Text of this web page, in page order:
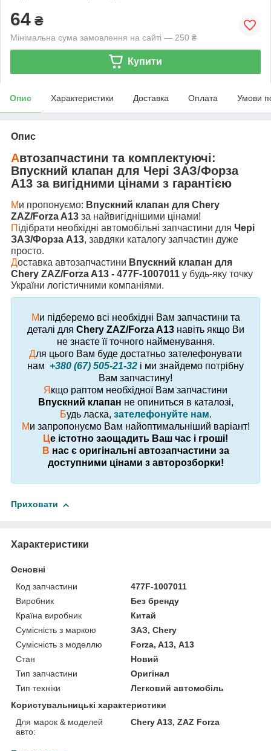
64 ₴
Мінімальна сума замовлення на сайті — 250 ₴
Купити
Опис Характеристики Доставка Оплата Умови
Опис
Автозапчастини та комплектуючі:
Впускний клапан для Чері ЗАЗ/Форза
А13 за вигідними цінами з гарантією
Ми пропонуємо: Впускний клапан для Chery
ZAZ/Forza A13 за найвигіднішими цінами!
П ідібрати необхідні автомобільні запчастини для Чері
ЗАЗ/Форза А13, завдяки каталогу запчастин дуже
просто.
Доставка автозапчастини Впускний клапан для
Chery ZAZ/Forza A13 - 477F-1007011 у будь-яку точку
України логістичними компаніями.
Ми підберемо всі необхідні Вам запчастини та
деталі для Chery ZAZ/Forza A13навіть якщо Ви
не знаєте її точного найменування.
Для цього Вам буде достатньо зателефонувати
нам +380 (67) 505-21-32 і ми знайдемо потрібну
Вам запчастину!
Я кщо раптом необхідної Вам запчастини
Впускний клапан не опиниться в каталозі,
Будь ласка, зателефонуйте нам.
Ми запропонуємо Вам найоптимальніший варіант!
Це істотно заощадить Ваш час і гроші!
В нас є оригінальні автозапчастини за
доступними цінами з авторозборки!
Приховати
Характеристики
Основні
Код запчастини
477F-1007011
Виробник
Без бренду
Країна виробник
Китай
Сумісність з маркою
ЗАЗ, Chery
Сумісність з моделлю
Forza, A13, А13
Стан
Новий
Тип запчастини
Оригінал
Тип техніки
Легковий автомобіль
Користувальницькі характеристики
Для марок & моделей
авто:
Chery A13, ZAZ Forza